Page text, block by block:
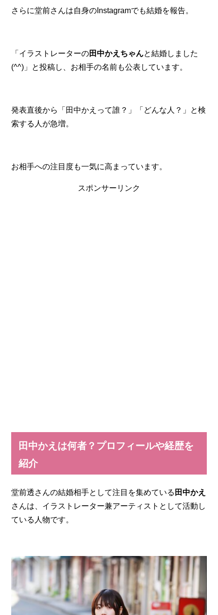
さらに堂前さんは自身のInstagramでも結婚を報告。
「イラストレーターの田中かえちゃんと結婚しました
(^^)」と投稿し、お相手の名前も公表しています。
発表直後から「田中かえって誰？」「どんな人？」と検
索する人が急増。
お相手への注目度も一気に高まっています。
スポンサーリンク
田中かえは何者？プロフィールや経歴を
紹介
堂前透さんの結婚相手として注目を集めている 田中かえ
さんは、イラストレーター兼アーティストとして活動し
ている人物です。